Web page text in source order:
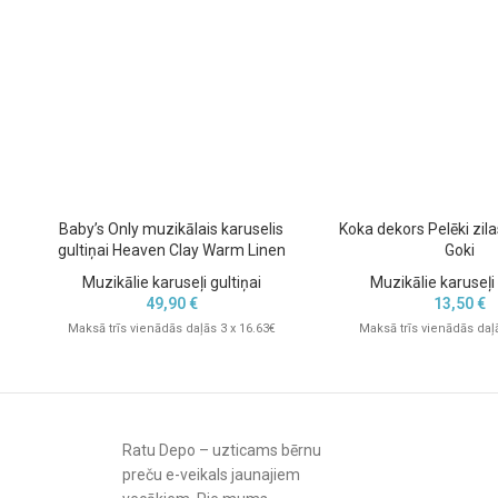
Baby’s Only muzikālais karuselis
gultiņai Heaven Clay Warm Linen
Muzikālie karuseļi gultiņai
49,90€
Maksā trīs vienādās daļās 3 x 16.63€
Koka dekors Pelēki
Goki
Muzikālie
13,50€
Maksā trīs vienādās
Ratu Depo – uzticams bērnu
preču e-veikals jaunajiem